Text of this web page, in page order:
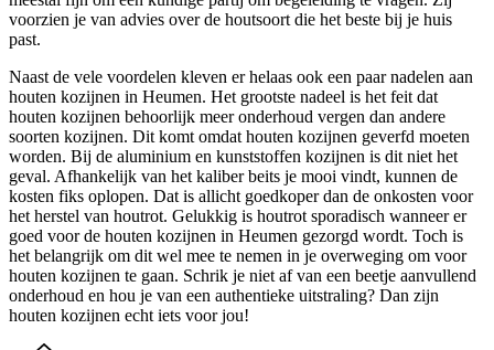
voorzien je van advies over de houtsoort die het beste bij je huis
past.
Naast de vele voordelen kleven er helaas ook een paar nadelen aan
houten kozijnen in Heumen. Het grootste nadeel is het feit dat
houten kozijnen behoorlijk meer onderhoud vergen dan andere
soorten kozijnen. Dit komt omdat houten kozijnen geverfd moeten
worden. Bij de aluminium en kunststoffen kozijnen is dit niet het
geval. Afhankelijk van het kaliber beits je mooi vindt, kunnen de
kosten fiks oplopen. Dat is allicht goedkoper dan de onkosten voor
het herstel van houtrot. Gelukkig is houtrot sporadisch wanneer er
goed voor de houten kozijnen in Heumen gezorgd wordt. Toch is
het belangrijk om dit wel mee te nemen in je overweging om voor
houten kozijnen te gaan. Schrik je niet af van een beetje aanvullend
onderhoud en hou je van een authentieke uitstraling? Dan zijn
houten kozijnen echt iets voor jou!